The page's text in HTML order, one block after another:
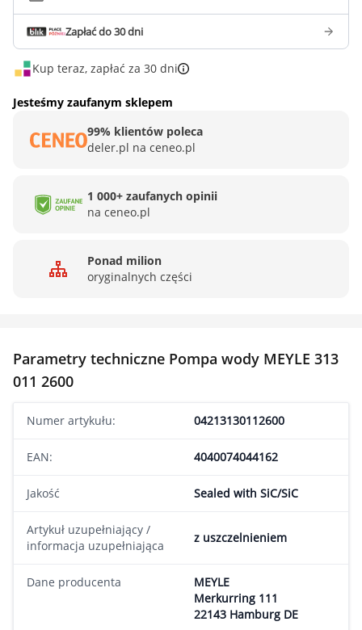
Zapłać do 30 dni
Kup teraz, zapłać za 30 dni
Jesteśmy zaufanym sklepem
99% klientów poleca
deler.pl na ceneo.pl
1 000+ zaufanych opinii
na ceneo.pl
Ponad milion
oryginalnych części
Parametry techniczne Pompa wody MEYLE 313
011 2600
Numer artykułu: 04213130112600
EAN: 4040074044162
Jakość Sealed with SiC/SiC
Artykuł uzupełniający /
informacja uzupełniająca
z uszczelnieniem
Dane producenta
MEYLE
Merkurring 111
22143 Hamburg DE